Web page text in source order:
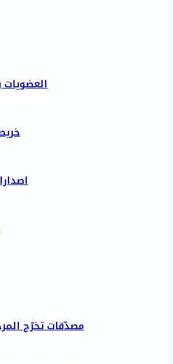
العضويات
مصدّقات تخرّج